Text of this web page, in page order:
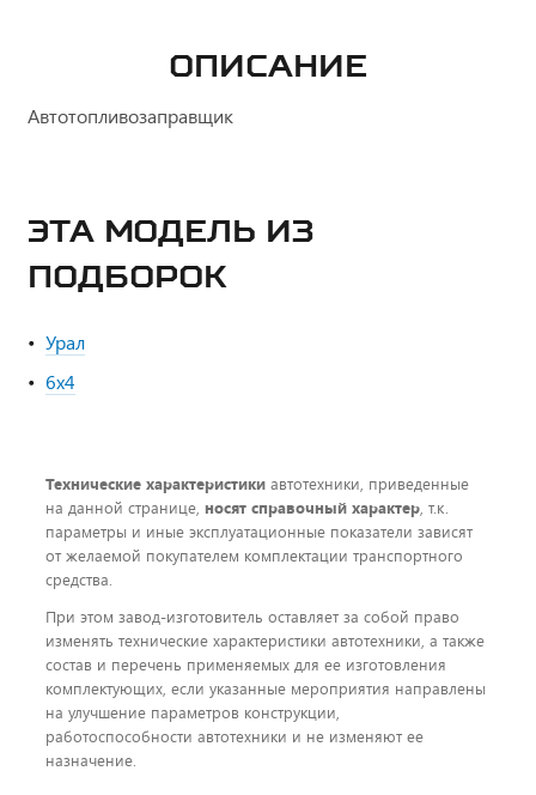
ОПИСАНИЕ
Автотопливозаправщик
ЭТА МОДЕЛЬ ИЗ
ПОДБОРОК
Урал
6х4
Технические характеристики автотехники, приведенные
на данной странице, носят справочный характер, т.к.
параметры и иные эксплуатационные показатели зависят
от желаемой покупателем комплектации транспортного
средства.
При этом завод-изготовитель оставляет за собой право
изменять технические характеристики автотехники, а также
состав и перечень применяемых для ее изготовления
комплектующих, если указанные мероприятия направлены
на улучшение параметров конструкции,
работоспособности автотехники и не изменяют ее
назначение.